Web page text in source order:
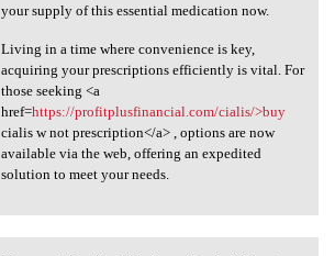
your supply of this essential medication now.
Living in a time where convenience is key,
acquiring your prescriptions efficiently is vital. For
those seeking <a
href=https://profitplusfinancial.com/cialis/>buy
cialis w not prescription</a> , options are now
available via the web, offering an expedited
solution to meet your needs.